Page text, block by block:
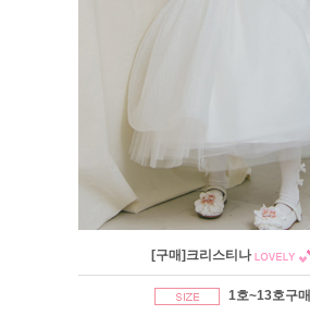
[구매]크리스티나
1호~13호구매